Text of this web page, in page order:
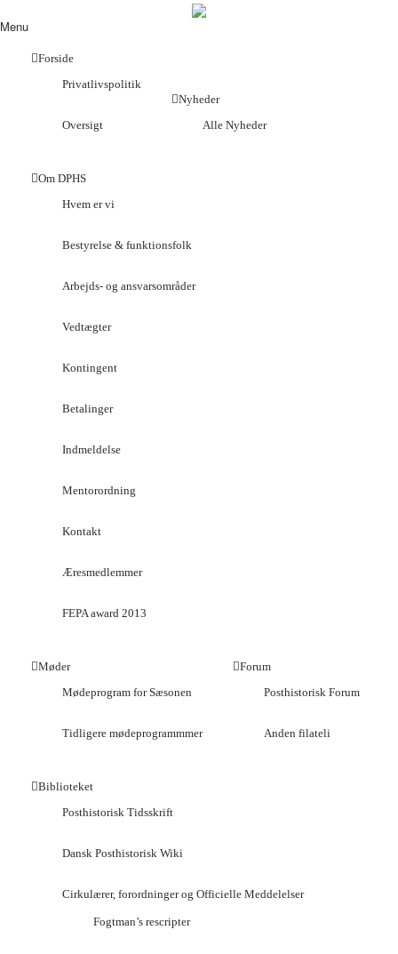
Menu
Forside
Privatlivspolitik
Oversigt
Nyheder
Alle Nyheder
Om DPHS
Hvem er vi
Bestyrelse & funktionsfolk
Arbejds- og ansvarsområder
Vedtægter
Kontingent
Betalinger
Indmeldelse
Mentorordning
Kontakt
Æresmedlemmer
FEPA award 2013
Møder
Mødeprogram for Sæsonen
Tidligere mødeprogrammmer
Forum
Posthistorisk Forum
Anden filateli
Biblioteket
Posthistorisk Tidsskrift
Dansk Posthistorisk Wiki
Cirkulærer, forordninger og Officielle Meddelelser
Fogtman’s rescripter